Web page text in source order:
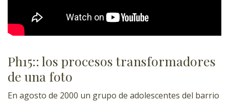
Ph15:: los procesos transformadores
de una foto
En agosto de 2000 un grupo de adolescentes del barrio